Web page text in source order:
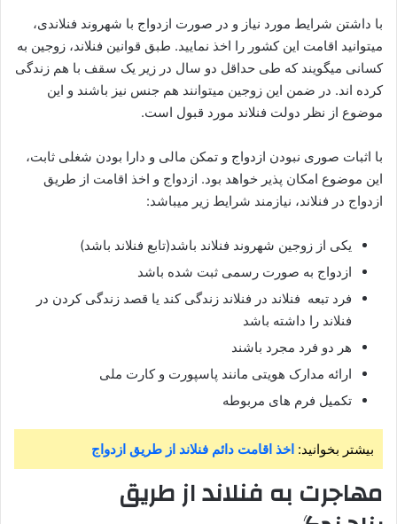
با داشتن شرایط مورد نیاز و در صورت ازدواج با شهروند فنلاندی،
میتوانید اقامت این کشور را اخذ نمایید. طبق قوانین فنلاند، زوجین به
کسانی میگویند که طی حداقل دو سال در زیر یک سقف با هم زندگی
کرده اند. در ضمن این زوجین میتوانند هم جنس نیز باشند و این
موضوع از نظر دولت فنلاند مورد قبول است.
با اثبات صوری نبودن ازدواج و تمکن مالی و دارا بودن شغلی ثابت،
این موضوع امکان پذیر خواهد بود. ازدواج و اخذ اقامت از طریق
ازدواج در فنلاند، نیازمند شرایط زیر میباشد:
یکی از زوجین شهروند فنلاند باشد(تابع فنلاند باشد)
ازدواج به صورت رسمی ثبت شده باشد
فرد تبعه فنلاند در فنلاند زندگی کند یا قصد زندگی کردن در
فنلاند را داشته باشد
هر دو فرد مجرد باشند
ارائه مدارک هویتی مانند پاسپورت و کارت ملی
تکمیل فرم های مربوطه
بیشتر بخوانید: اخذ اقامت دائم فنلاند از طریق ازدواج
مهاجرت به فنلاند از طریق